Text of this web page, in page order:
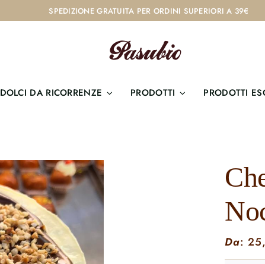
SPEDIZIONE GRATUITA PER ORDINI SUPERIORI A 39€
DOLCI DA RICORRENZE PRODOTTI PRODOTTI
Da: